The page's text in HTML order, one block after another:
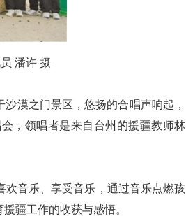
潘许 摄
之门景区，悠扬的合唱声响起，
，领唱者是来自台州的援疆教师林
音乐、享受音乐，通过音乐点燃孩
疆工作的收获与感悟。